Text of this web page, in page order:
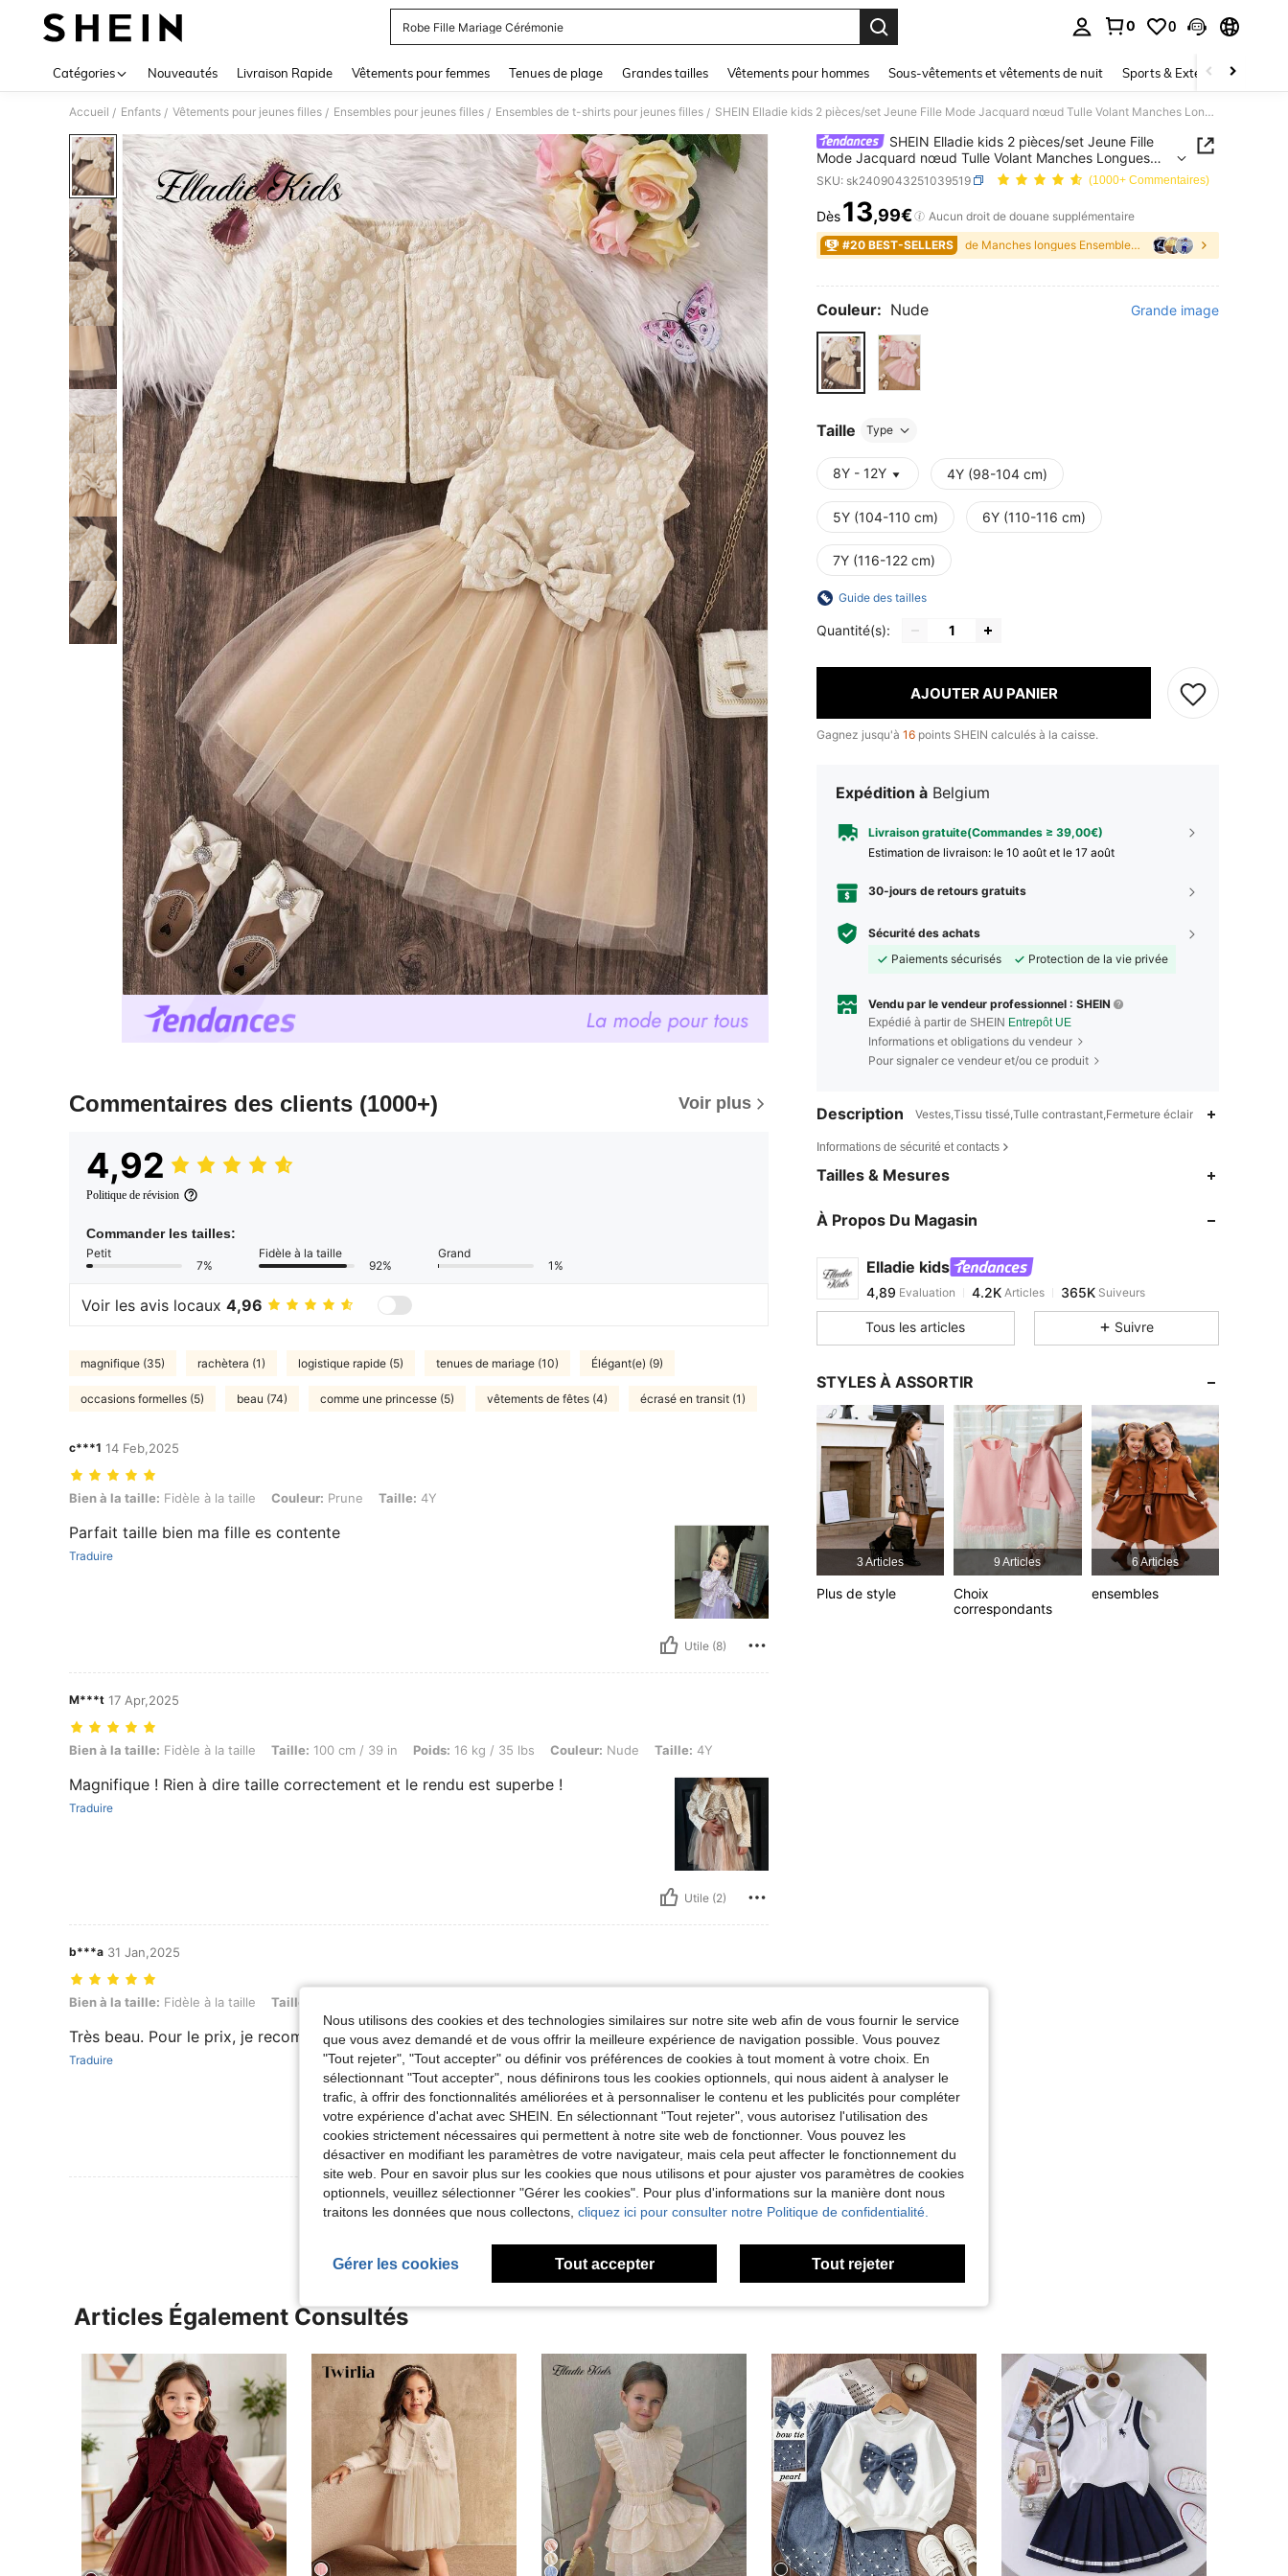
Robe Fille Mariage Cérémonie
0 0
Catégories Nouveautés Livraison Rapide Vêtements pour femmes Tenues de plage Grandes tailles Vêtements pour hommes Sous-vêtements et vêtements de nuit Sports & Extérieur
Accueil / Enfants / Vêtements pour jeunes filles / Ensembles pour jeunes filles / Ensembles de t-shirts pour jeunes filles / SHEIN Elladie kids 2 pièces/set Jeune Fille Mode Jacquard nœud Tulle Volant Manches Longues Veste & Jupe Ensemble, Automne/Hiver
Commentaires des clients (1000+) Voir plus
4,92
Politique de révision
Commander les tailles:
Petit
7%
Fidèle à la taille
92%
Grand
1%
Voir les avis locaux 4,96
magnifique (35) rachètera (1) logistique rapide (5) tenues de mariage (10) Élégant(e) (9)
occasions formelles (5) beau (74) comme une princesse (5) vêtements de fêtes (4) écrasé en transit (1)
c***1 14 Feb,2025
Bien à la taille: Fidèle à la taille, Couleur: Prune, Taille: 4Y
Bien à la taille: Fidèle à la taille Couleur: Prune Taille: 4Y
Parfait taille bien ma fille es contente
Traduire
Utile (8)
M***t 17 Apr,2025
Bien à la taille: Fidèle à la taille, Taille: 100 cm / 39 in, Poids: 16 kg / 35 lbs, Couleur: Nude, Taille: 4Y
Bien à la taille: Fidèle à la taille Taille: 100 cm / 39 in Poids: 16 kg / 35 lbs Couleur: Nude Taille: 4Y
Magnifique ! Rien à dire taille correctement et le rendu est superbe !
Traduire
Utile (2)
b***a 31 Jan,2025
Bien à la taille: Fidèle à la taille, Taille: 110 cm / 43 in, Poids: 20 kg / 44 lbs, Couleur: Rouge, Taille: 7Y
Bien à la taille: Fidèle à la taille Taille:
Très beau. Pour le prix, je recommande. Fidèle à la taille
Traduire
Utile (2)
Voir Plus D'avis
SHEIN Elladie kids 2 pièces/set Jeune Fille
Mode Jacquard nœud Tulle Volant Manches Longues
Veste & Jupe Ensemble, Automne/Hiver
SKU: sk2409043251039519 (1000+ Commentaires)
PRICE AND AVAILABILITY
Dès13,99€
Aucun droit de douane supplémentaire
#20 BEST-SELLERS
de Manches longues Ensembles de t-shirts pour jeun
Couleur: Nude Grande image
Taille Type
8Y - 12Y 4Y (98-104 cm)
5Y (104-110 cm) 6Y (110-116 cm)
7Y (116-122 cm)
Guide des tailles
Quantité(s):
AJOUTER AU PANIER
Gagnez jusqu'à 16 points SHEIN calculés à la caisse.
Expédition à Belgium
Livraison gratuite(Commandes ≥ 39,00€)
Estimation de livraison: le 10 août et le 17 août
30-jours de retours gratuits
Sécurité des achats
Paiements sécurisés
Protection de la vie privée
Vendu par le vendeur professionnel : SHEIN
Expédié à partir de SHEIN Entrepôt UE
Informations et obligations du vendeur
Pour signaler ce vendeur et/ou ce produit
Description Vestes,Tissu tissé,Tulle contrastant,Fermeture éclair
Informations de sécurité et contacts
Tailles & Mesures
À Propos Du Magasin
Elladie kids
4,89
4.2K
4,89 Evaluation 4.2KArticles
a***6est en train de naviguer
4,89
4,89
4.2K
4,89
365K
Tous les articles Suivre
STYLES À ASSORTIR
3 Articles
Plus de style
9 Articles
Choix
correspondants
6 Articles
ensembles
Articles Également Consultés
Nous utilisons des cookies et des technologies similaires sur notre site web afin de vous fournir le service
que vous avez demandé et de vous offrir la meilleure expérience de navigation possible. Vous pouvez
"Tout rejeter", "Tout accepter" ou définir vos préférences de cookies à tout moment à votre choix. En
sélectionnant "Tout accepter", nous définirons tous les cookies optionnels, qui nous aident à analyser le
trafic, à offrir des fonctionnalités améliorées et à personnaliser le contenu et les publicités pour compléter
votre expérience d'achat avec SHEIN. En sélectionnant "Tout rejeter", vous autorisez l'utilisation des
cookies strictement nécessaires qui permettent à notre site web de fonctionner. Vous pouvez les
désactiver en modifiant les paramètres de votre navigateur, mais cela peut affecter le fonctionnement du
site web. Pour en savoir plus sur les cookies que nous utilisons et pour ajuster vos paramètres de cookies
optionnels, veuillez sélectionner "Gérer les cookies". Pour plus d'informations sur la manière dont nous
traitons les données que nous collectons, cliquez ici pour consulter notre Politique de confidentialité.
Gérer les cookies Tout accepter Tout rejeter